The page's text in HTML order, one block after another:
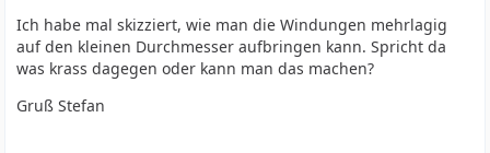
Ich habe mal skizziert, wie man die Windungen mehrlagig
auf den kleinen Durchmesser aufbringen kann. Spricht da
was krass dagegen oder kann man das machen?
Gruß Stefan